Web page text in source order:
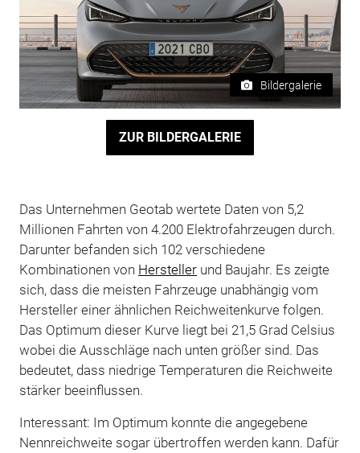
Bildergalerie
ZUR BILDERGALERIE
Das Unternehmen Geotab wertete Daten von 5,2
Millionen Fahrten von 4.200 Elektrofahrzeugen durch.
Darunter befanden sich 102 verschiedene
Kombinationen von Herstellerund Baujahr. Es zeigte
sich, dass die meisten Fahrzeuge unabhängig vom
Hersteller einer ähnlichen Reichweitenkurve folgen.
Das Optimum dieser Kurve liegt bei 21,5 Grad Celsius
wobei die Ausschläge nach unten größer sind. Das
bedeutet, dass niedrige Temperaturen die Reichweite
stärker beeinflussen.
Interessant: Im Optimum konnte die angegebene
Nennreichweite sogar übertroffen werden kann. Dafür